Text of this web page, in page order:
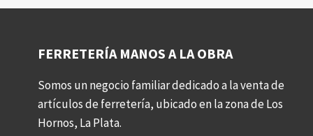
FERRETERÍA MANOS A LA OBRA
Somos un negocio familiar dedicado a la venta de
artículos de ferretería, ubicado en la zona de Los
Hornos, La Plata.